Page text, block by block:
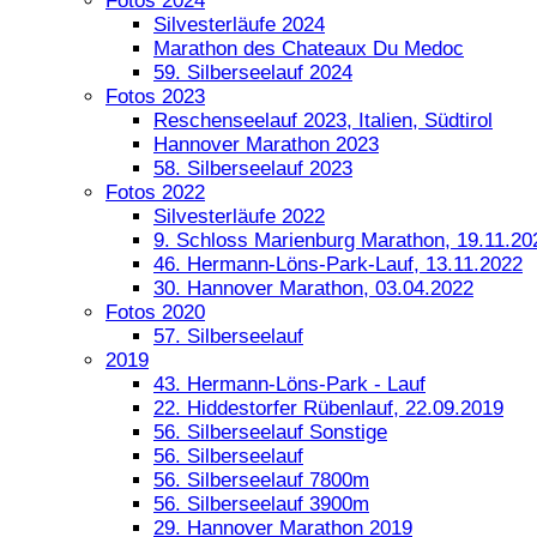
Silvesterläufe 2024
Marathon des Chateaux Du Medoc
59. Silberseelauf 2024
Fotos 2023
Reschenseelauf 2023, Italien, Südtirol
Hannover Marathon 2023
58. Silberseelauf 2023
Fotos 2022
Silvesterläufe 2022
9. Schloss Marienburg Marathon,
46. Hermann-Löns-Park-Lauf, 13.11.2022
30. Hannover Marathon, 03.04.2022
Fotos 2020
57. Silberseelauf
2019
43. Hermann-Löns-Park - Lauf
22. Hiddestorfer Rübenlauf, 22.09.2019
56. Silberseelauf Sonstige
56. Silberseelauf
56. Silberseelauf 7800m
56. Silberseelauf 3900m
29. Hannover Marathon 2019